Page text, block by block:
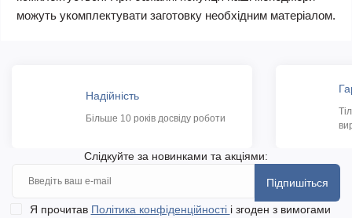
можуть укомплектувати заготовку необхідним матеріалом.
Надійність
Більше 10 років досвіду роботи
Слідкуйте за новинками та акціями:
Підпишіться
Я прочитав Політика конфіденційності і згоден з вимогами